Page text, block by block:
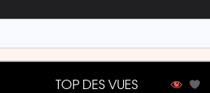
TOP DES VUES